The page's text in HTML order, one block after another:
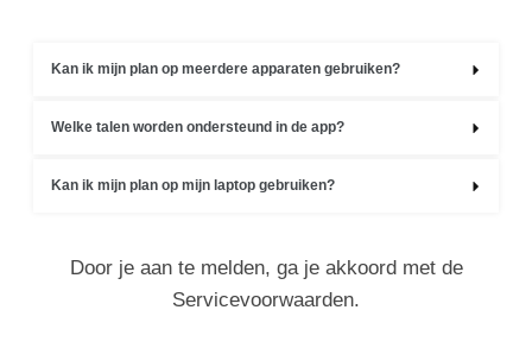
Kan ik mijn plan op meerdere apparaten gebruiken?
Welke talen worden ondersteund in de app?
Kan ik mijn plan op mijn laptop gebruiken?
Door je aan te melden, ga je akkoord met de
Servicevoorwaarden.